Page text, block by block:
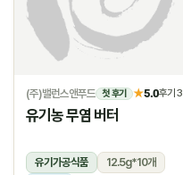
(주)밸런스앤푸드 첫 후기 ★5.0후기 3
유기농 무염 버터
유기가공식품
12.5g*10개